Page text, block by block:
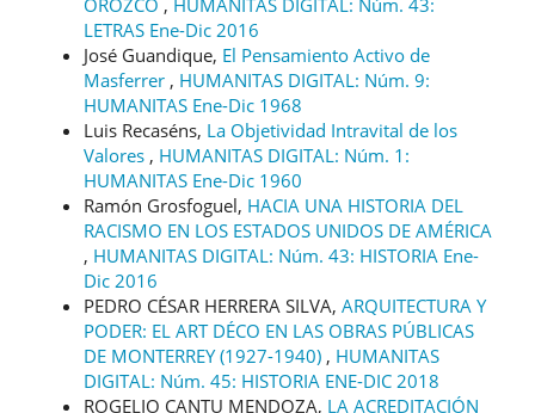
LETRAS Ene-Dic 2016
José Guandique, El Pensamiento Activo de
Masferrer , HUMANITAS DIGITAL: Núm. 9:
HUMANITAS Ene-Dic 1968
Luis Recaséns, La Objetividad Intravital de los
Valores , HUMANITAS DIGITAL: Núm. 1:
HUMANITAS Ene-Dic 1960
Ramón Grosfoguel, HACIA UNA HISTORIA DEL
RACISMO EN LOS ESTADOS UNIDOS DE AMÉRICA
, HUMANITAS DIGITAL: Núm. 43: HISTORIA Ene-
Dic 2016
PEDRO CÉSAR HERRERA SILVA, ARQUITECTURA Y
PODER: EL ART DÉCO EN LAS OBRAS PÚBLICAS
DE MONTERREY (1927-1940) , HUMANITAS
DIGITAL: Núm. 45: HISTORIA ENE-DIC 2018
ROGELIO CANTU MENDOZA, LA ACREDITACIÓN